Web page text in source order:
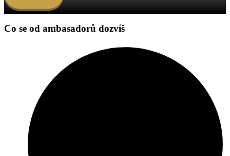
Co se od ambasadorů dozvíš